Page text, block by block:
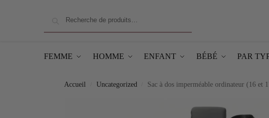
FEMME HOMME ENFANT BÉBÉ PAR
Accueil Uncategorized Sac à dos imperméable ordinateur (16 et